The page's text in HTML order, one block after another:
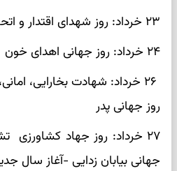
۲۳ خرداد: روز شهدای اقتدار و اتحاد ملی
۲۴ خرداد: روز جهانی اهدای خون
۲۶ خرداد: شهادت بخارایی،
روز جهانی پدر
۲۷ خرداد: روز جهاد
جهانی بیابان زدایی -آغاز سال